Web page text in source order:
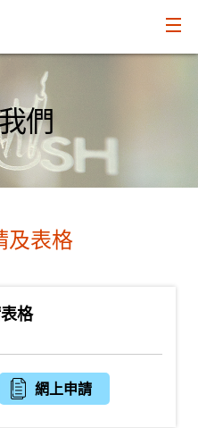
們
及表格
格
網上申請